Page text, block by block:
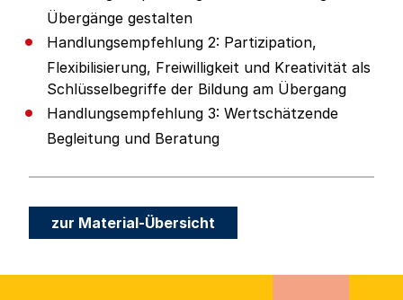
Übergänge gestalten
Handlungsempfehlung 2: Partizipation,
Flexibilisierung, Freiwilligkeit und Kreativität als
Schlüsselbegriffe der Bildung am Übergang
Handlungsempfehlung 3: Wertschätzende
Begleitung und Beratung
zur Material-Übersicht